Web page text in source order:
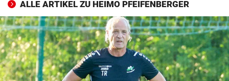
ALLE ARTIKEL ZU HEIMO PFEIFENBERGER